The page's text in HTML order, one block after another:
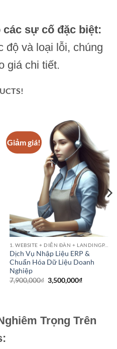
sự cố đặc biệt:
độ và loại lỗi, chúng
giá chi tiết.
Giảm giá!
1. WEBSITE + DIỄN ĐÀN + LANDINGPAGE
Dịch Vụ Nhập Liệu ERP &
Chuẩn Hóa Dữ Liệu Doanh
Nghiệp
7,900,000₫ Giá
gốc
3,500,000₫Giá
Trọng Trên